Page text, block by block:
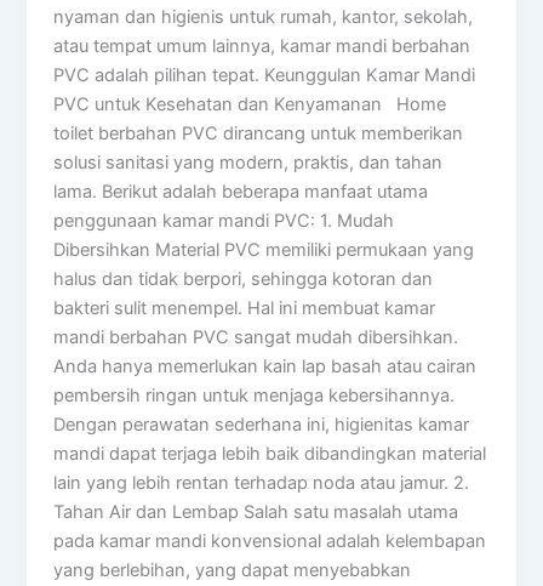
nyaman dan higienis untuk rumah, kantor, sekolah,
atau tempat umum lainnya, kamar mandi berbahan
PVC adalah pilihan tepat. Keunggulan Kamar Mandi
PVC untuk Kesehatan dan Kenyamanan Home
toilet berbahan PVC dirancang untuk memberikan
solusi sanitasi yang modern, praktis, dan tahan
lama. Berikut adalah beberapa manfaat utama
penggunaan kamar mandi PVC: 1. Mudah
Dibersihkan Material PVC memiliki permukaan yang
halus dan tidak berpori, sehingga kotoran dan
bakteri sulit menempel. Hal ini membuat kamar
mandi berbahan PVC sangat mudah dibersihkan.
Anda hanya memerlukan kain lap basah atau cairan
pembersih ringan untuk menjaga kebersihannya.
Dengan perawatan sederhana ini, higienitas kamar
mandi dapat terjaga lebih baik dibandingkan material
lain yang lebih rentan terhadap noda atau jamur. 2.
Tahan Air dan Lembap Salah satu masalah utama
pada kamar mandi konvensional adalah kelembapan
yang berlebihan, yang dapat menyebabkan